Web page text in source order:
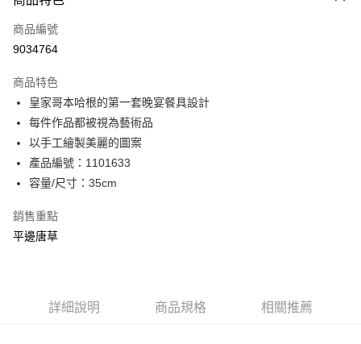
台新國際商業銀行
商品編號
9034764
商品特色
皇家哥本哈根的第一套晚宴餐具設計
每件作品都被視為藝術品
以手工繪製美麗的圖案
產品編號：1101633
容量/尺寸：35cm
銷售重點
平邊唐草
詳細說明 商品規格 相關推薦